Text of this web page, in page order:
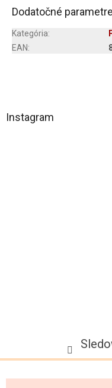
Dodatočné parametre
Kategória:
EAN:
á
Instagram